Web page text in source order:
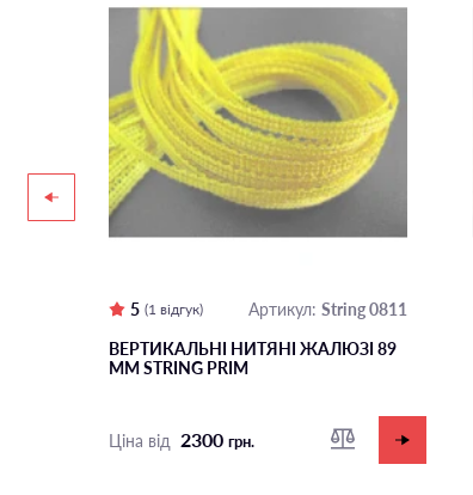
5 (1 відгук) Артикул: String 0811
ВЕРТИКАЛЬНІ НИТЯНІ ЖАЛЮЗІ 89
ММ STRING PRIM
Ціна від 2300 грн.